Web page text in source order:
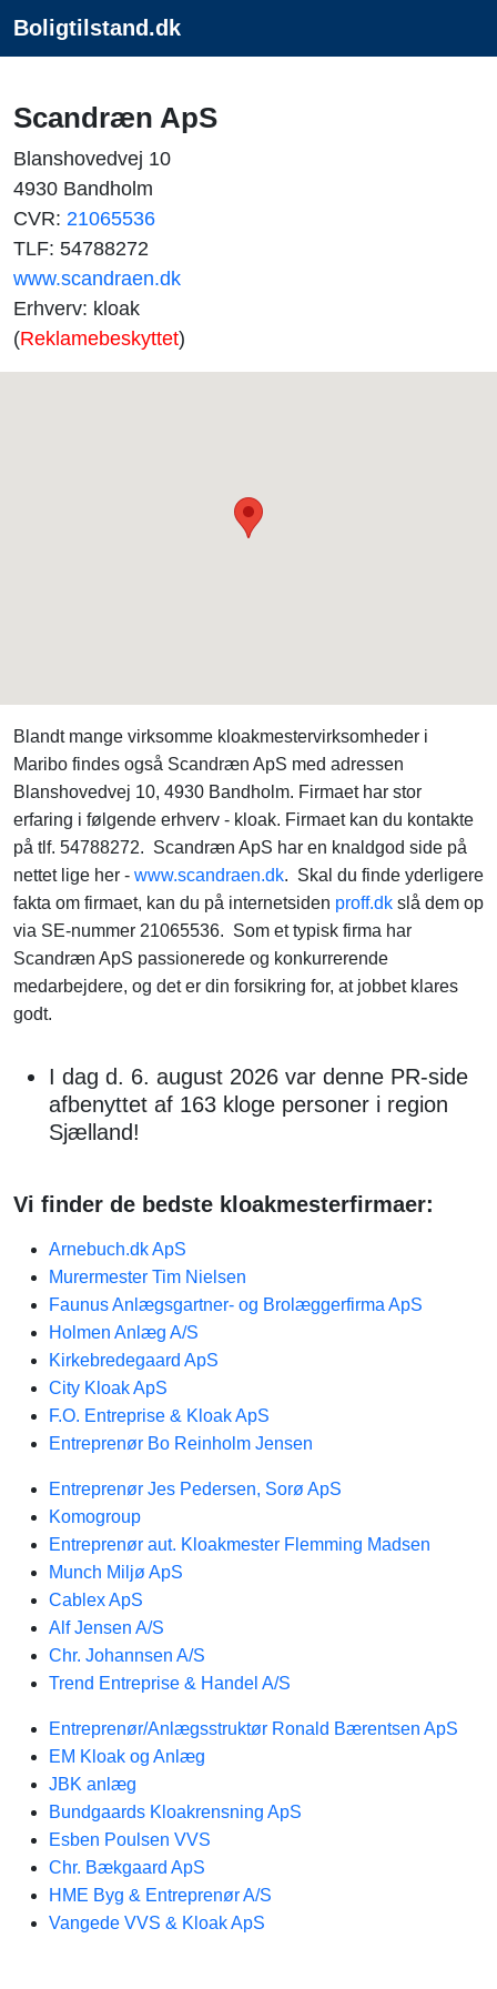
Boligtilstand.dk
Scandræn ApS
Blanshovedvej 10
4930 Bandholm
CVR: 21065536
TLF: 54788272
www.scandraen.dk
Erhverv: kloak
(Reklamebeskyttet)
Blandt mange virksomme kloakmestervirksomheder i
Maribo findes også Scandræn ApS med adressen
Blanshovedvej 10, 4930 Bandholm. Firmaet har stor
erfaring i følgende erhverv - kloak. Firmaet kan du kontakte
på tlf. 54788272. Scandræn ApS har en knaldgod side på
nettet lige her - www.scandraen.dk. Skal du finde yderligere
fakta om firmaet, kan du på internetsiden proff.dk slå dem op
via SE-nummer 21065536. Som et typisk firma har
Scandræn ApS passionerede og konkurrerende
medarbejdere, og det er din forsikring for, at jobbet klares
godt.
I dag d. 6. august 2026 var denne PR-side
afbenyttet af 163 kloge personer i region
Sjælland!
Vi finder de bedste kloakmesterfirmaer:
Arnebuch.dk ApS
Murermester Tim Nielsen
Faunus Anlægsgartner- og Brolæggerfirma ApS
Holmen Anlæg A/S
Kirkebredegaard ApS
City Kloak ApS
F.O. Entreprise & Kloak ApS
Entreprenør Bo Reinholm Jensen
Entreprenør Jes Pedersen, Sorø ApS
Komogroup
Entreprenør aut. Kloakmester Flemming Madsen
Munch Miljø ApS
Cablex ApS
Alf Jensen A/S
Chr. Johannsen A/S
Trend Entreprise & Handel A/S
Entreprenør/Anlægsstruktør Ronald Bærentsen ApS
EM Kloak og Anlæg
JBK anlæg
Bundgaards Kloakrensning ApS
Esben Poulsen VVS
Chr. Bækgaard ApS
HME Byg & Entreprenør A/S
Vangede VVS & Kloak ApS